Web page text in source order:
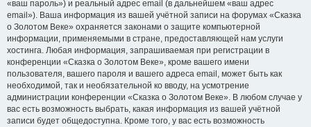
«ваш пароль») и реальный адрес email (в дальнейшем «ваш адрес
email»). Ваша информация из вашей учётной записи на форумах «Сказка
о Золотом Веке» охраняется законами о защите компьютерной
информации, применяемыми в стране, предоставляющей нам услуги
хостинга. Любая информация, запрашиваемая при регистрации в
конференции «Сказка о Золотом Веке», кроме вашего имени
пользователя, вашего пароля и вашего адреса email, может быть как
необходимой, так и необязательной ко вводу, на усмотрение
администрации конференции «Сказка о Золотом Веке». В любом случае у
вас есть возможность выбрать, какая информация из вашей учётной
записи будет общедоступна. Кроме того, у вас есть возможность